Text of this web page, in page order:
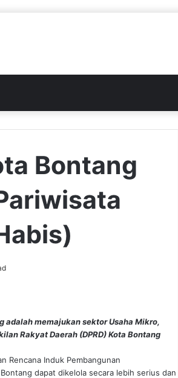
Bontang
adalah memajukan sektor Usaha Mikro,
Rakyat Daerah (DPRD) Kota Bontang
Rencana Induk Pembangunan
dapat dikelola secara lebih serius dan